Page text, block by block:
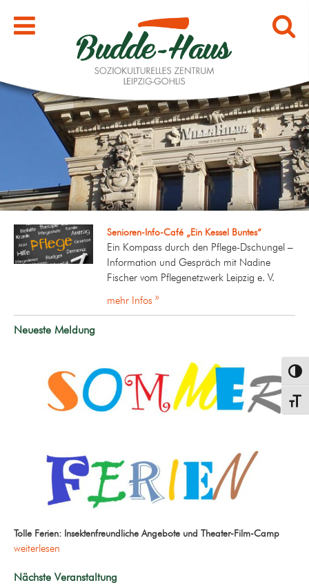
Senioren-Info-Café „Ein Kessel Buntes“
Ein Kompass durch den Pflege-Dschungel –
Information und Gespräch mit Nadine
Fischer vom Pflegenetzwerk Leipzig e. V.
mehr Infos »
Neueste Meldung
Tolle Ferien: Insektenfreundliche Angebote und Theater-Film-Camp
weiterlesen
Nächste Veranstaltung